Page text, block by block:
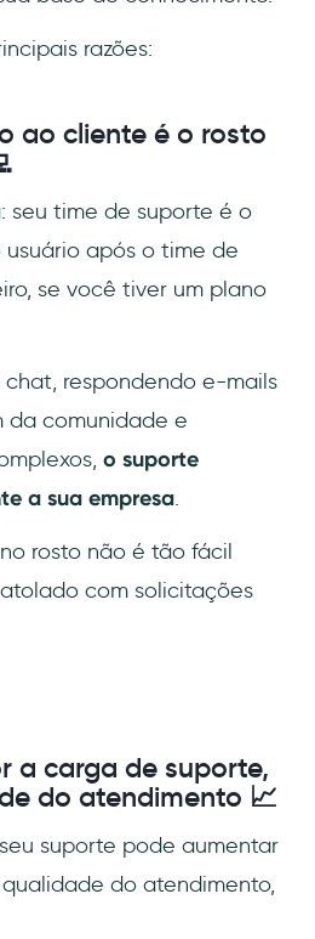
razões:
ao cliente é o rosto
seu time de suporte é o
após o time de
se você tiver um plano
respondendo e-mails
da comunidade e
o suporte
a sua empresa.
rosto não é tão fácil
com solicitações
a carga de suporte,
do atendimento 📈
suporte pode aumentar
do atendimento,